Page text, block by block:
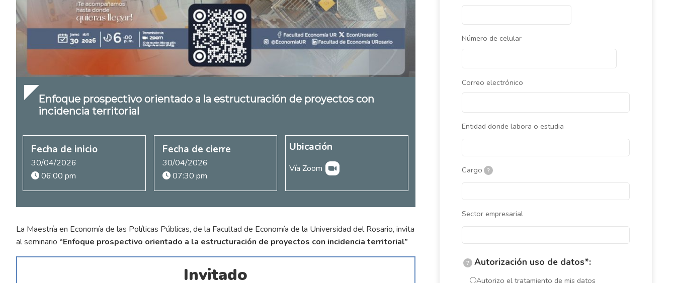
Número de celular
Correo electrónico
Entidad donde labora o estudia
Cargo ?
Sector empresarial
? Autorización uso de datos*:
Autorizo el tratamiento de mis datos
Enfoque prospectivo orientado a la estructuración de proyectos con
incidencia territorial
Fecha de inicio
30/04/2026
06:00 pm
Fecha de cierre
30/04/2026
07:30 pm
Ubicación
Vía Zoom
La Maestría en Economía de las Políticas Públicas, de la Facultad de Economía de la Universidad del Rosario, invita
al seminario “Enfoque prospectivo orientado a la estructuración de proyectos con incidencia territorial”
Invitado